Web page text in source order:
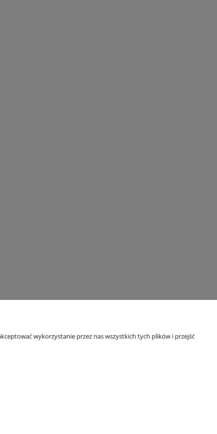
wykorzystanie przez nas wszystkich tych plików i przejść